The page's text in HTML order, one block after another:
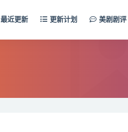
最近更新 更新计划 美剧剧评